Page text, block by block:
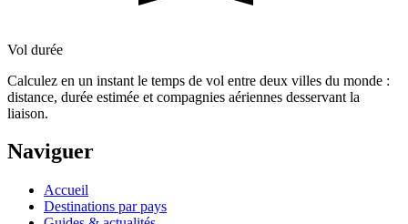
Vol durée
Calculez en un instant le temps de vol entre deux villes du monde :
distance, durée estimée et compagnies aériennes desservant la
liaison.
Naviguer
Accueil
Destinations par pays